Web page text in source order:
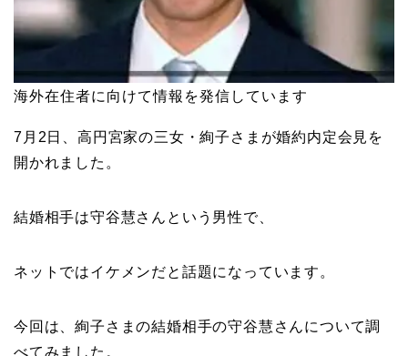
海外在住者に向けて情報を発信しています
7月2日、高円宮家の三女・絢子さまが婚約内定会見を
開かれました。
結婚相手は守谷慧さんという男性で、
ネットではイケメンだと話題になっています。
今回は、絢子さまの結婚相手の守谷慧さんについて調
べてみました。